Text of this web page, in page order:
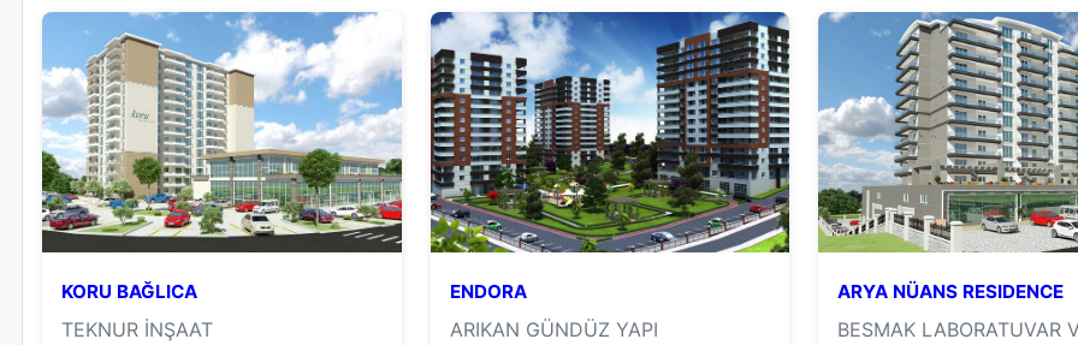
KORU BAĞLICA
TEKNUR İNŞAAT
ENDORA
ARIKAN GÜNDÜZ YAPI
ARYA NÜANS RESIDENCE
BESMAK LABORATUVAR